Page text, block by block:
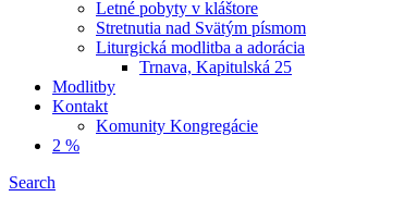
Letné pobyty v kláštore
Stretnutia nad Svätým písmom
Liturgická modlitba a adorácia
Trnava, Kapitulská 25
Modlitby
Kontakt
Komunity Kongregácie
2 %
Search